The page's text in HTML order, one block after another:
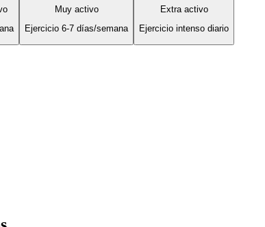
Muy activo
Ejercicio 6-7 días/semana
Extra activo
Ejercicio intenso diario